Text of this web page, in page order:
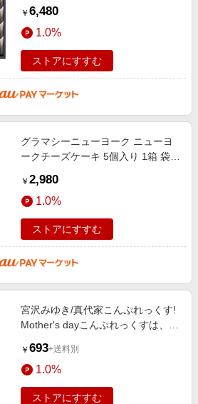
母の日 父の日 プレゼント お祝い
￥ 6,480
1.0%
ストアにすすむ
グラマシーニューヨーク ニューヨ
ークチーズケーキ 5個入り 1箱 袋付
の日 父の日 プレゼント お祝い お
￥ 2,980
1.0%
ストアにすすむ
宮沢みゆき/真代家こんぷれっくす!
Mother's dayこんぷれっくすは、ケ
[9784092307254]
￥ 693+送料別
1.0%
ストアにすすむ